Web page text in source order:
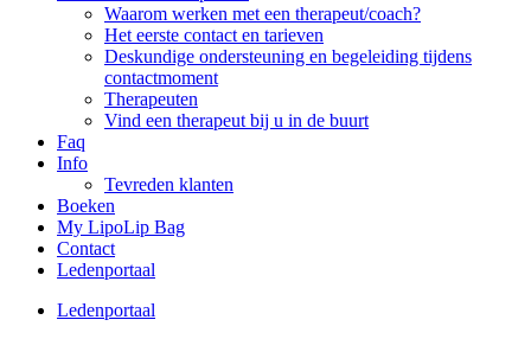
Waarom werken met een therapeut/coach?
Het eerste contact en tarieven
Deskundige ondersteuning en begeleiding tijdens
contactmoment
Therapeuten
Vind een therapeut bij u in de buurt
Faq
Info
Tevreden klanten
Boeken
My LipoLip Bag
Contact
Ledenportaal
Ledenportaal